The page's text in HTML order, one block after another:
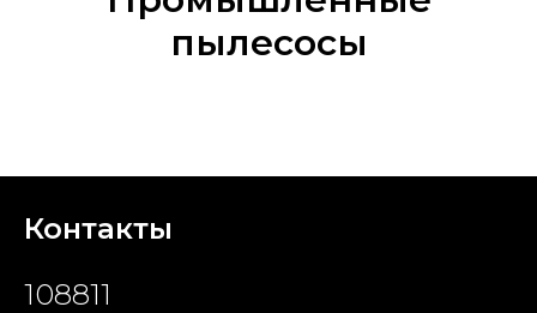
пылесосы
Контакты
108811